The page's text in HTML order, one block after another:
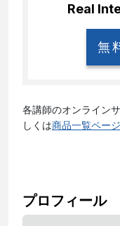
Real
無
各講師のオンライン
しくは商品一覧ページ
プロフィール